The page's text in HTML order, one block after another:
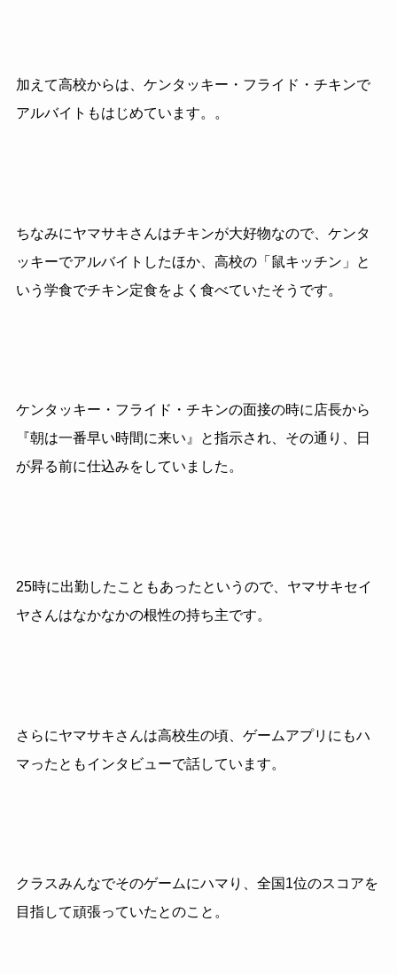
加えて高校からは、ケンタッキー・フライド・チキンで
アルバイトもはじめています。。
ちなみにヤマサキさんはチキンが大好物なので、ケンタ
ッキーでアルバイトしたほか、高校の「鼠キッチン」と
いう学食でチキン定食をよく食べていたそうです。
ケンタッキー・フライド・チキンの面接の時に店長から
『朝は一番早い時間に来い』と指示され、その通り、日
が昇る前に仕込みをしていました。
25時に出勤したこともあったというので、ヤマサキセイ
ヤさんはなかなかの根性の持ち主です。
さらにヤマサキさんは高校生の頃、ゲームアプリにもハ
マったともインタビューで話しています。
クラスみんなでそのゲームにハマり、全国1位のスコアを
目指して頑張っていたとのこと。